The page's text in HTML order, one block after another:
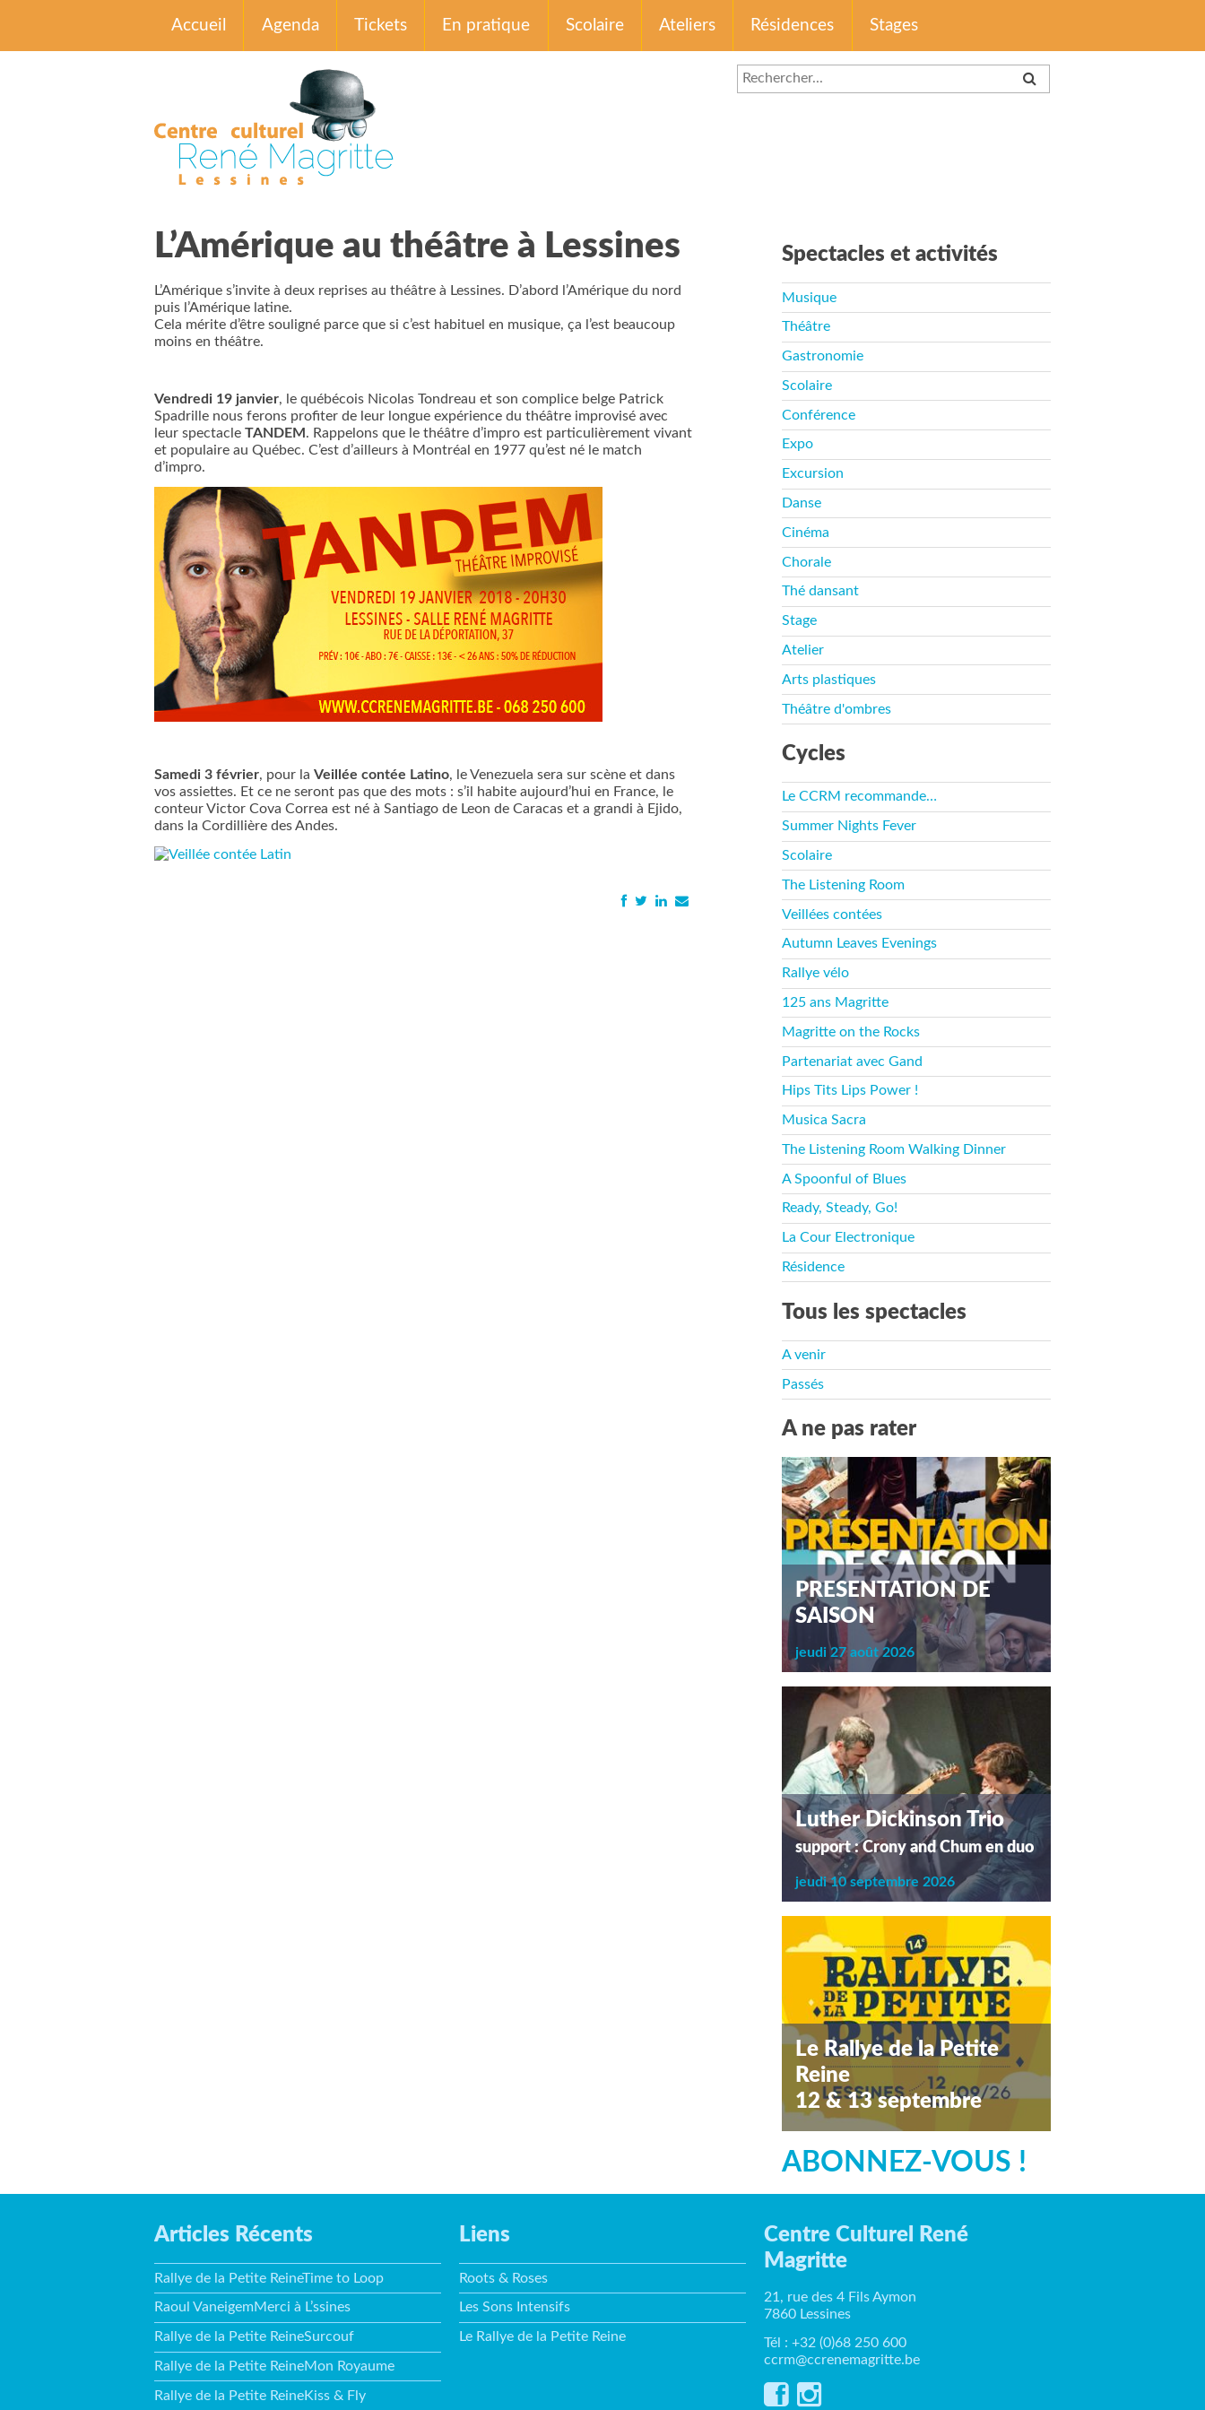
Accueil Agenda Tickets En pratique Scolaire Ateliers Résidences Stages
L’Amérique au théâtre à Lessines
L’Amérique s’invite à deux reprises au théâtre à Lessines. D’abord l’Amérique du nord
puis l’Amérique latine.
Cela mérite d’être souligné parce que si c’est habituel en musique, ça l’est beaucoup
moins en théâtre.
Vendredi 19 janvier, le québécois Nicolas Tondreau et son complice belge Patrick
Spadrille nous ferons profiter de leur longue expérience du théâtre improvisé avec
leur spectacle TANDEM. Rappelons que le théâtre d’impro est particulièrement vivant
et populaire au Québec. C’est d’ailleurs à Montréal en 1977 qu’est né le match
d’impro.
Samedi 3 février, pour la Veillée contée Latino, le Venezuela sera sur scène et dans
vos assiettes. Et ce ne seront pas que des mots : s’il habite aujourd’hui en France, le
conteur Victor Cova Correa est né à Santiago de Leon de Caracas et a grandi à Ejido,
dans la Cordillière des Andes.
Spectacles et activités
Musique
Théâtre
Gastronomie
Scolaire
Conférence
Expo
Excursion
Danse
Cinéma
Chorale
Thé dansant
Stage
Atelier
Arts plastiques
Théâtre d'ombres
Cycles
Le CCRM recommande…
Summer Nights Fever
Scolaire
The Listening Room
Veillées contées
Autumn Leaves Evenings
Rallye vélo
125 ans Magritte
Magritte on the Rocks
Partenariat avec Gand
Hips Tits Lips Power !
Musica Sacra
The Listening Room Walking Dinner
A Spoonful of Blues
Ready, Steady, Go!
La Cour Electronique
Résidence
Tous les spectacles
A venir
Passés
A ne pas rater
PRESENTATION DE
SAISON
jeudi 27 août 2026
Luther Dickinson Trio
support : Crony and Chum en duo
jeudi 10 septembre 2026
Le Rallye de la Petite
Reine
12 & 13 septembre
ABONNEZ-VOUS !
Articles Récents
Rallye de la Petite ReineTime to Loop
Raoul VaneigemMerci à L’ssines
Rallye de la Petite ReineSurcouf
Rallye de la Petite ReineMon Royaume
Rallye de la Petite ReineKiss & Fly
Liens
Roots & Roses
Les Sons Intensifs
Le Rallye de la Petite Reine
Centre Culturel René
Magritte
21, rue des 4 Fils Aymon
7860 Lessines
Tél : +32 (0)68 250 600
ccrm@ccrenemagritte.be